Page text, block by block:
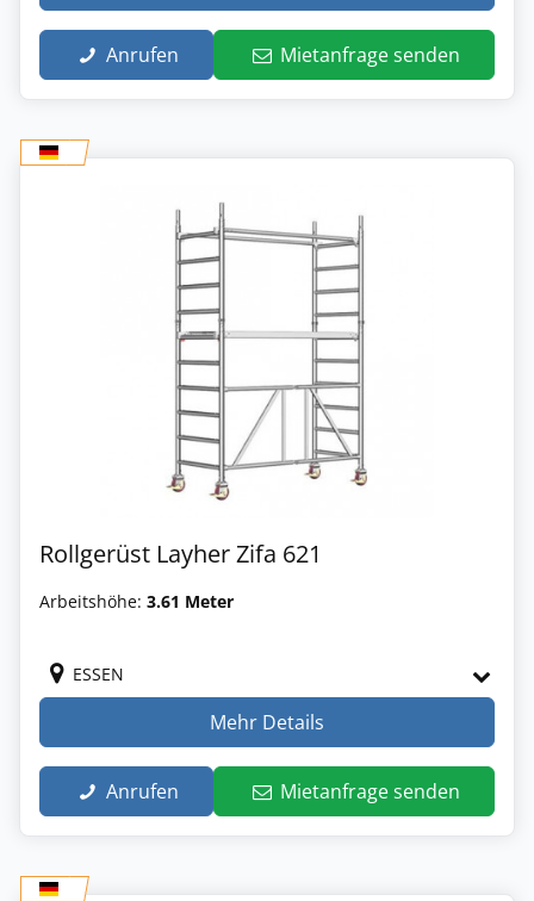
Anrufen Mietanfrage senden
Rollgerüst Layher Zifa 621
Arbeitshöhe: 3.61 Meter
ESSEN
Mehr Details
Anrufen Mietanfrage senden